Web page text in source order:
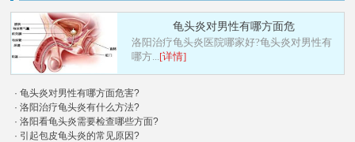
龟头炎对男性有哪方面危
洛阳治疗龟头炎医院哪家好?龟头炎对男性有
哪方... [详情]
· 龟头炎对男性有哪方面危害?
· 洛阳治疗龟头炎有什么方法?
· 洛阳看龟头炎需要检查哪些方面?
· 引起包皮龟头炎的常见原因?